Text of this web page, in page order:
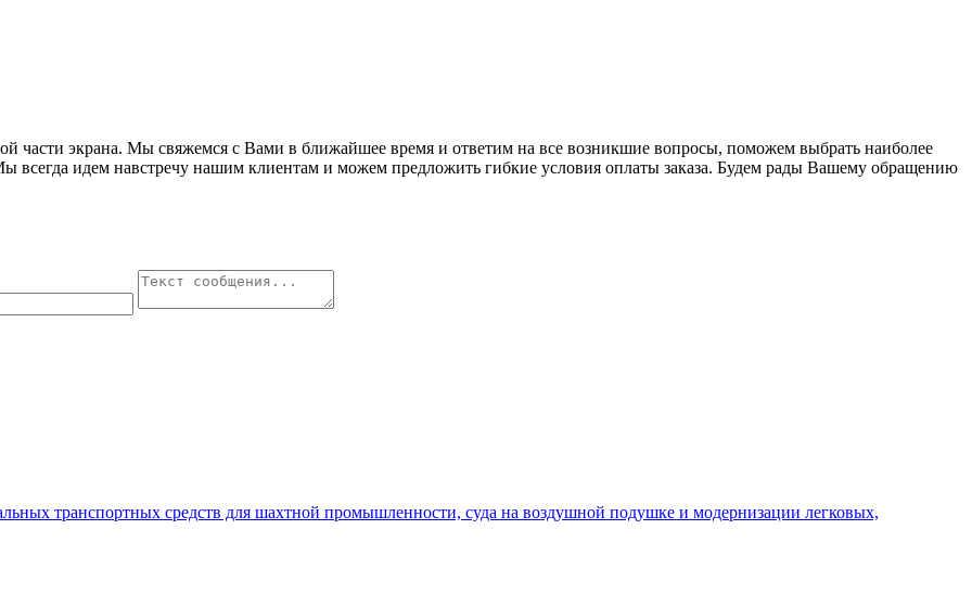
части экрана. Мы свяжемся с Вами в ближайшее время и ответим на все возникшие вопросы, поможем выбрать наиболее
всегда идем навстречу нашим клиентам и можем предложить гибкие условия оплаты заказа. Будем рады Вашему обращению